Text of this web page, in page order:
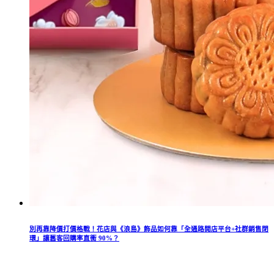
別再靠降價打價格戰！花店與《浪島》飾品如何靠「全通路開店平台+社群銷售閉
環」讓舊客回購率直衝 90%？